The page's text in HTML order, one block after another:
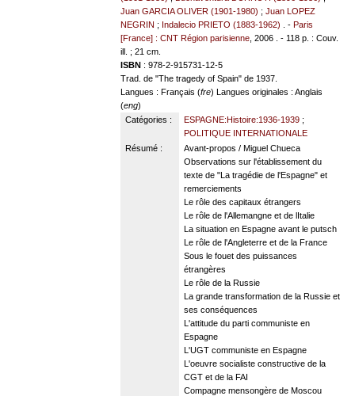
Juan GARCIA OLIVER (1901-1980) ;Juan LOPEZ
NEGRIN ; Indalecio PRIETO (1883-1962) . -Paris
[France] : CNT Région parisienne , 2006 . - 118 p. : Couv.
ill. ; 21 cm.
ISBN : 978-2-915731-12-5
Trad. de "The tragedy of Spain" de 1937.
Langues : Français (fre)Langues originales : Anglais
(eng)
Catégories :
ESPAGNE:Histoire:1936-1939;
POLITIQUE INTERNATIONALE
Résumé :
Avant-propos / Miguel Chueca
Observations sur l'établissement du
texte de "La tragédie de l'Espagne" et
remerciements
Le rôle des capitaux étrangers
Le rôle de l'Allemangne et de lItalie
La situation en Espagne avant le putsch
Le rôle de l'Angleterre et de la France
Sous le fouet des puissances
étrangères
Le rôle de la Russie
La grande transformation de la Russie et
ses conséquences
L'attitude du parti communiste en
Espagne
L'UGT communiste en Espagne
L'oeuvre socialiste constructive de la
CGT et de la FAI
Compagne mensongère de Moscou